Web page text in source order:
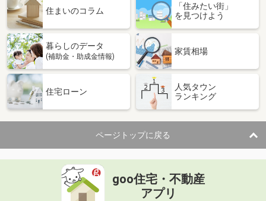
住まいのコラム
「住みたい街」
を見つけよう
暮らしのデータ
(補助金・助成金情報)
家賃相場
住宅ローン
人気タウン
ランキング
ページトップに戻る
goo住宅・不動産
アプリ